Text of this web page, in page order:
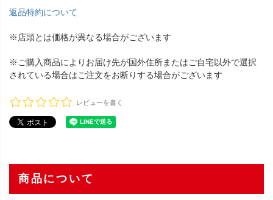
返品特約について
※店頭とは価格が異なる場合がございます
※ご購入商品によりお届け先が国外住所またはご自宅以外で選択
されている場合はご注文をお断りする場合がございます
レビューを書く
商品について